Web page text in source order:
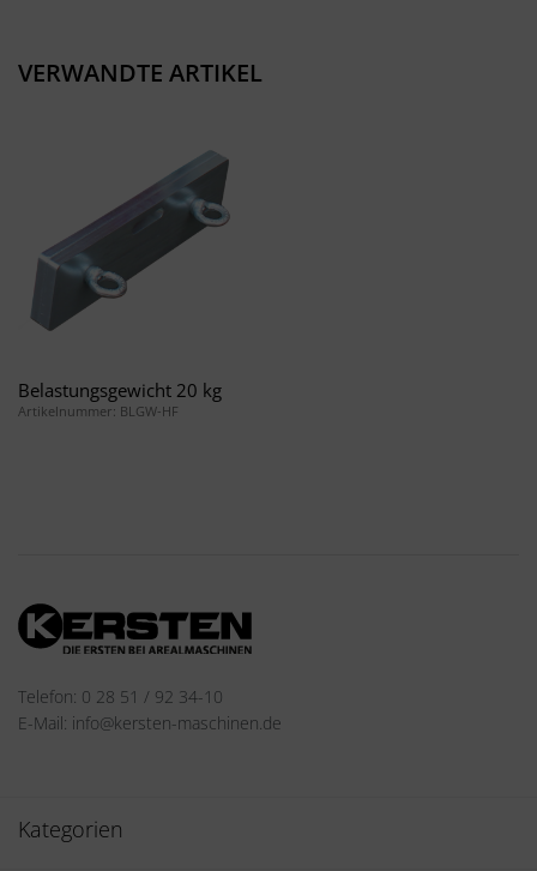
VERWANDTE ARTIKEL
Belastungsgewicht 20 kg
Artikelnummer: BLGW-HF
Telefon: 0 28 51 / 92 34-10
E-Mail: info@kersten-maschinen.de
Kategorien